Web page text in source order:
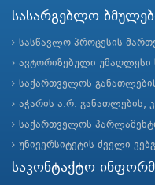
სასარგებლო
სასწავლო პროცესის
ავტორიზებული უმაღლესი
საქართველოს
აჭარის ა.რ. განათლების,
საქართველოს
უნივერსიტეტის ძველი
საკონტაქტო